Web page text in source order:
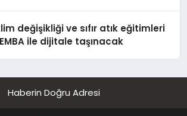
değişikliği ve sıfır atık eğitimleri
ile dijitale taşınacak
Haberin Doğru Adresi